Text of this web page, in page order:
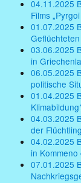
04.11.2025
Films
01.07.2025
03.06.2025
in
06.05.2025
politische
01.04.2025
04.03.2025
der
04.02.2025
in
07.01.2025